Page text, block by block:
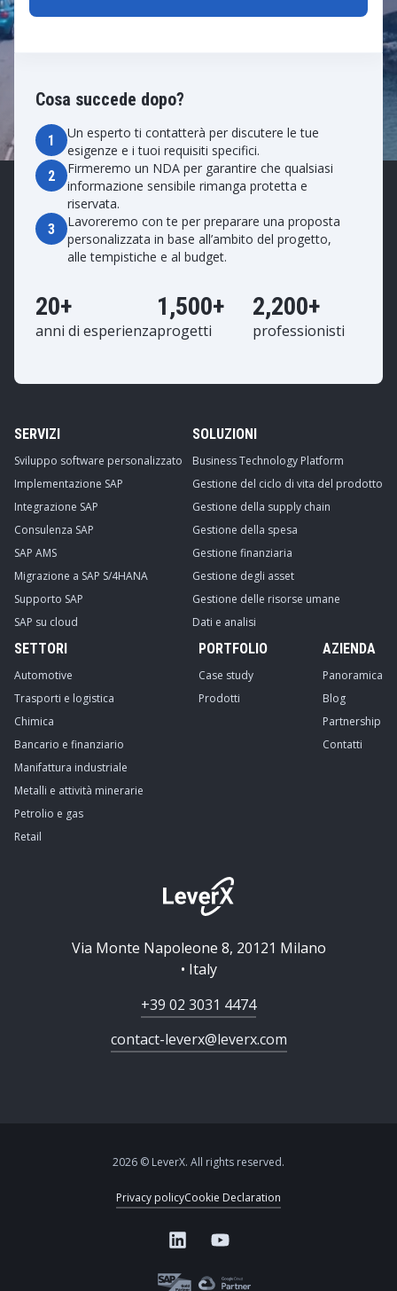
Cosa succede dopo?
1
Un esperto ti contatterà per discutere le tue
esigenze e i tuoi requisiti specifici.
2
Firmeremo un NDA per garantire che qualsiasi
informazione sensibile rimanga protetta e
riservata.
3
Lavoreremo con te per preparare una proposta
personalizzata in base all’ambito del progetto,
alle tempistiche e al budget.
20+
anni di esperienza
1,500+
progetti
2,200+
professionisti
SERVIZI
Sviluppo software personalizzato
Implementazione SAP
Integrazione SAP
Consulenza SAP
SAP AMS
Migrazione a SAP S/4HANA
Supporto SAP
SAP su cloud
SOLUZIONI
Business Technology Platform
Gestione del ciclo di vita del prodotto
Gestione della supply chain
Gestione della spesa
Gestione finanziaria
Gestione degli asset
Gestione delle risorse umane
Dati e analisi
SETTORI
Automotive
Trasporti e logistica
Chimica
Bancario e finanziario
Manifattura industriale
Metalli e attività minerarie
Petrolio e gas
Retail
PORTFOLIO
Case study
Prodotti
AZIENDA
Panoramica
Blog
Partnership
Contatti
Via Monte Napoleone 8, 20121 Milano
• Italy
+39 02 3031 4474
contact-leverx@leverx.com
2026 © LeverX. All rights reserved.
Privacy policyCookie Declaration